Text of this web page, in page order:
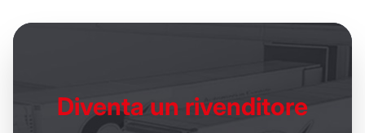
Diventa un rivenditore